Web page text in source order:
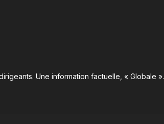
Une information factuelle, « Globale ».